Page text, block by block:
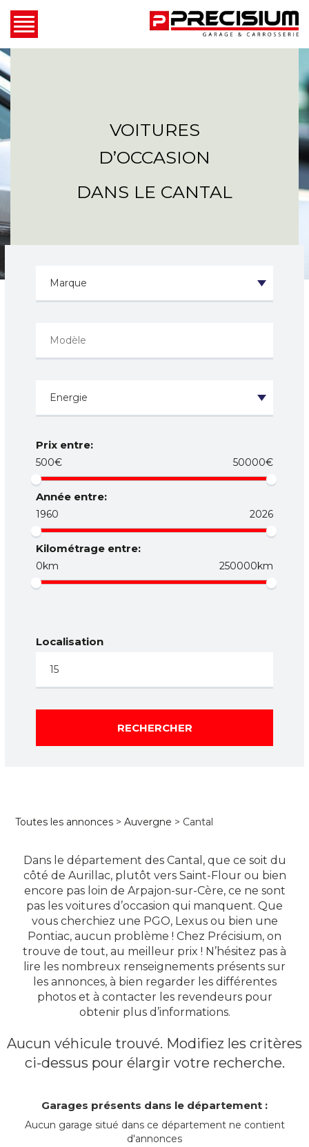
VOITURES
D’OCCASION
DANS LE CANTAL
Prix entre:
500€ 50000€
Année entre:
1960 2026
Kilométrage entre:
0km 250000km
Localisation
RECHERCHER
Toutes les annonces >Auvergne > Cantal
Dans le département des Cantal, que ce soit du
côté de Aurillac, plutôt vers Saint-Flour ou bien
encore pas loin de Arpajon-sur-Cère, ce ne sont
pas les voitures d’occasion qui manquent. Que
vous cherchiez une PGO, Lexus ou bien une
Pontiac, aucun problème ! Chez Précisium, on
trouve de tout, au meilleur prix ! N’hésitez pas à
lire les nombreux renseignements présents sur
les annonces, à bien regarder les différentes
photos et à contacter les revendeurs pour
obtenir plus d’informations.
Aucun véhicule trouvé. Modifiez les critères
ci-dessus pour élargir votre recherche.
Garages présents dans le département :
Aucun garage situé dans ce département ne contient
d'annonces